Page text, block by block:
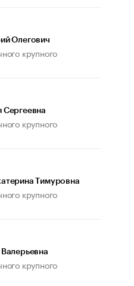
иначе». Как живет глава
Олегович
крупного
крупного
Тимуровна
крупного
крупного